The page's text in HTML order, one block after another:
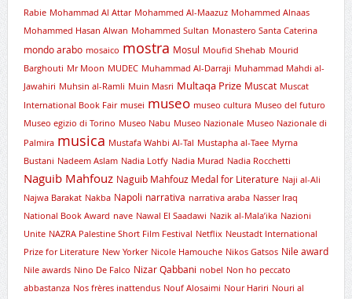
Rabie Mohammad Al Attar Mohammed Al-Maazuz Mohammed Alnaas
Mohammed Hasan Alwan Mohammed Sultan Monastero Santa Caterina
mondo arabo mosaico mostra Mosul Moufid Shehab Mourid
Barghouti Mr Moon MUDEC Muhammad Al-Darraji Muhammad Mahdi al-
Jawahiri Muhsin al-Ramli Muin Masri Multaqa Prize Muscat Muscat
International Book Fair musei museo museo cultura Museo del futuro
Museo egizio di Torino Museo Nabu Museo Nazionale Museo Nazionale di
Palmira musica Mustafa Wahbi Al-Tal Mustapha al-Taee Myrna
Bustani Nadeem Aslam Nadia Lotfy Nadia Murad Nadia Rocchetti
Naguib Mahfouz Naguib Mahfouz Medal for Literature Naji al-Ali
Najwa Barakat Nakba Napoli narrativa narrativa araba Nasser Iraq
National Book Award nave Nawal El Saadawi Nazik al-Mala’ika Nazioni
Unite NAZRA Palestine Short Film Festival Netflix Neustadt International
Prize for Literature New Yorker Nicole Hamouche Nikos Gatsos Nile award
Nile awards Nino De Falco Nizar Qabbani nobel Non ho peccato
abbastanza Nos frères inattendus Nouf Alosaimi Nour Hariri Nouri al